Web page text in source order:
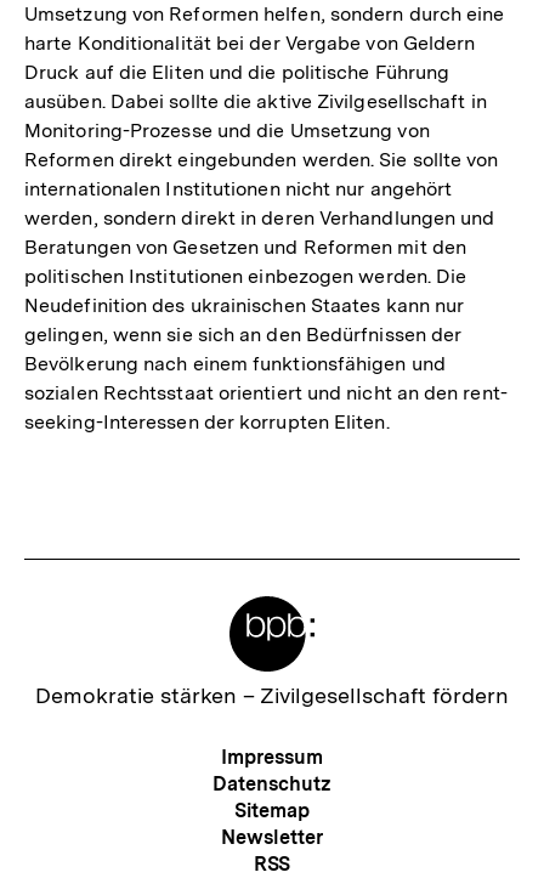
Umsetzung von Reformen helfen, sondern durch eine
harte Konditionalität bei der Vergabe von Geldern
Druck auf die Eliten und die politische Führung
ausüben. Dabei sollte die aktive Zivilgesellschaft in
Monitoring-Prozesse und die Umsetzung von
Reformen direkt eingebunden werden. Sie sollte von
internationalen Institutionen nicht nur angehört
werden, sondern direkt in deren Verhandlungen und
Beratungen von Gesetzen und Reformen mit den
politischen Institutionen einbezogen werden. Die
Neudefinition des ukrainischen Staates kann nur
gelingen, wenn sie sich an den Bedürfnissen der
Bevölkerung nach einem funktionsfähigen und
sozialen Rechtsstaat orientiert und nicht an den rent-
seeking-Interessen der korrupten Eliten.
Zur
Demokratie stärken – Zivilgesellschaft fördern
Meta-
Navigation
Impressum
Datenschutz
Sitemap
Newsletter
RSS